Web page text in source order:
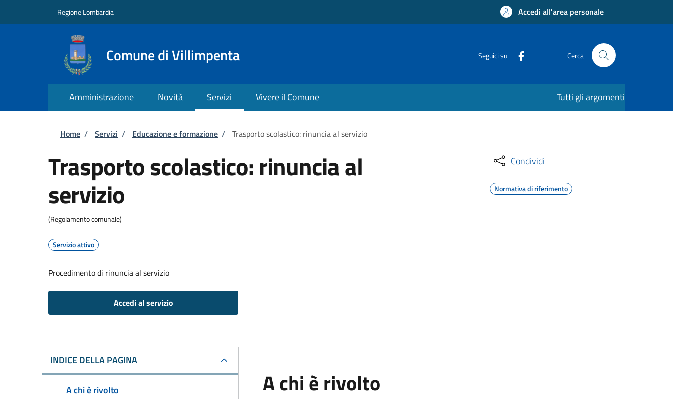
Regione Lombardia Accedi all'area personale
Comune di Villimpenta Seguici su Cerca
Amministrazione Novità Servizi Vivere il Comune Tutti gli argomenti
Briciole di pane
Home / Servizi / Educazione e formazione / Trasporto scolastico: rinuncia al servizio
Trasporto scolastico: rinuncia al
servizio
(Regolamento comunale)
Servizio attivo
Procedimento di rinuncia al servizio
Accedi al servizio
Condividi
Normativa di riferimento
INDICE DELLA PAGINA
A chi è rivolto
A chi è rivolto